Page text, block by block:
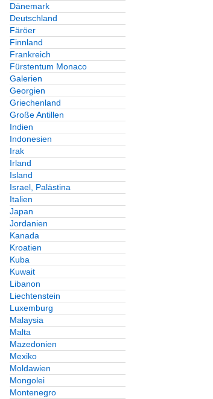
Dänemark
Deutschland
Färöer
Finnland
Frankreich
Fürstentum Monaco
Galerien
Georgien
Griechenland
Große Antillen
Indien
Indonesien
Irak
Irland
Island
Israel, Palästina
Italien
Japan
Jordanien
Kanada
Kroatien
Kuba
Kuwait
Libanon
Liechtenstein
Luxemburg
Malaysia
Malta
Mazedonien
Mexiko
Moldawien
Mongolei
Montenegro